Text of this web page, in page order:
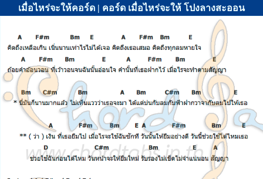
เมื่อไหร่จะให้คอร์ด | คอร์ด เมื่อไหร่จะให้ โปงลางสะออน